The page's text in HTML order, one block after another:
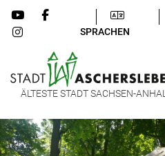
SPRACHEN
ÄLTESTE STADT SACHSEN-